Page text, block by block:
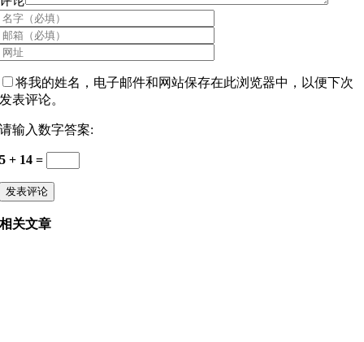
将我的姓名，电子邮件和网站保存在此浏览器中，以便下次
发表评论。
请输入数字答案:
5 + 14 =
相关文章